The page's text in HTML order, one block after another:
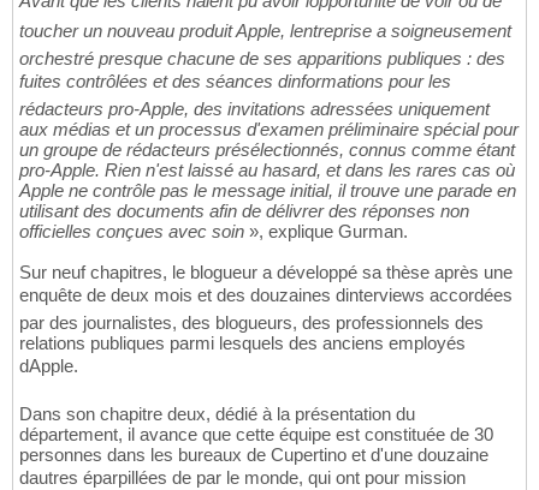
toucher un nouveau produit Apple, lentreprise a soigneusement
orchestré presque chacune de ses apparitions publiques : des
fuites contrôlées et des séances dinformations pour les
rédacteurs pro-Apple, des invitations adressées uniquement
aux médias et un processus d'examen préliminaire spécial pour
un groupe de rédacteurs présélectionnés, connus comme étant
pro-Apple. Rien n'est laissé au hasard, et dans les rares cas où
Apple ne contrôle pas le message initial, il trouve une parade en
utilisant des documents afin de délivrer des réponses non
officielles conçues avec soin », explique Gurman.
Sur neuf chapitres, le blogueur a développé sa thèse après une
enquête de deux mois et des douzaines dinterviews accordées
par des journalistes, des blogueurs, des professionnels des
relations publiques parmi lesquels des anciens employés
dApple.
Dans son chapitre deux, dédié à la présentation du
département, il avance que cette équipe est constituée de 30
personnes dans les bureaux de Cupertino et d'une douzaine
dautres éparpillées de par le monde, qui ont pour mission